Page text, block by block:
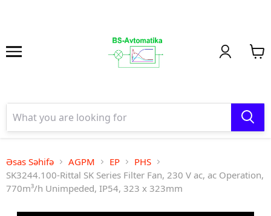
Əsas Səhifə AGPM EP
PHS
SK3244.100-Rittal SK Series Filter Fan, 230 V ac, ac Operation,
770m³/h Unimpeded, IP54, 323 x 323mm